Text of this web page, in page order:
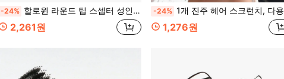
-24% 할로윈 라운드 팁 스셉터 성인 코스프레 소품 뱀 머리 스셉터 왕의 스셉터 마법사 마녀 마법 도금 라운드 팁 스셉터
2,261원
-24% 1개 진주 헤어 스크런치, 다용도 발레 스타일 헤어 타이 포니테일 홀더 헤어 엘라스틱 헤어 고무 밴드 스크런치, 뷰티, 홈, 헤어 액세서리
1,276원